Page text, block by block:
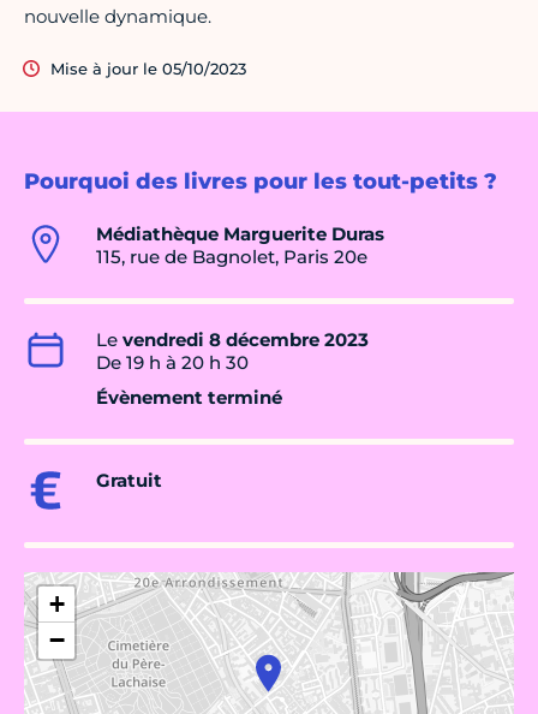
Pourquoi des livres pour les tout-petits ?
Médiathèque Marguerite Duras
115, rue de Bagnolet, Paris 20e
Le vendredi 8 décembre 2023
De 19 h à 20 h 30
Évènement terminé
Gratuit
+
−
nouvelle dynamique.
Mise à jour le 05/10/2023